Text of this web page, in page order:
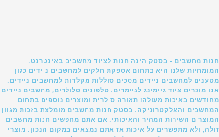
חנות מחשבים - בסטק הינה חנות לציוד מחשבים באינטרנט.
המומחיות שלנו היא בתחום אספקת חלקים למחשבים ניידים כגון
מטענים למחשבים ניידים מסכים סוללות מקלדות למחשבים ניידים.
אנו מוכרים ציוד גיימינג לגיימרים. טלפונים סלולרים, מחשבים ניידים
מחודשים באיכות מעולה! תאורה סולרית ומוצרים נוספים בתחום
המחשבים והאלקטרוניקה. בסטק חנות מחשבים מומלצת בזכות מגוון
המוצרים השירות המהיר והאיכותי. אם אתם מחפשים חנות מחשבים
זולה, ולא מתפשרים על איכות אז אתם נמצאים במקום הנכון. מוצרי